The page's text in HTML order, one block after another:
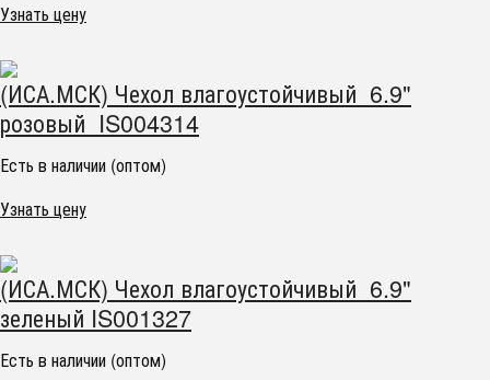
Узнать цену
(ИСА.МСК) Чехол влагоустойчивый 6.9"
розовый IS004314
Есть в наличии (оптом)
Узнать цену
(ИСА.МСК) Чехол влагоустойчивый 6.9"
зеленый IS001327
Есть в наличии (оптом)